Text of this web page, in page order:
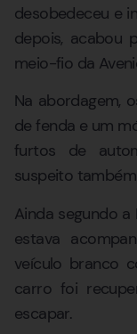
desobedeceu e
depois, acabou
meio-fio da
Na abordagem,
de fenda e um
furtos de
suspeito
Ainda segundo
estava
veículo branco
carro foi
escapar.